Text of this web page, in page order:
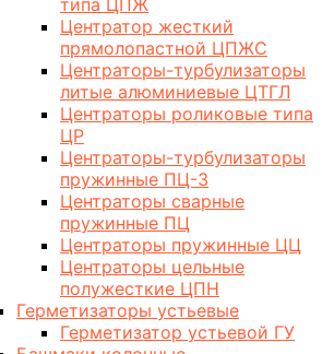
типа ЦПЖ
Центратор жесткий
прямолопастной ЦПЖС
Центраторы-турбулизаторы
литые алюминиевые ЦТГЛ
Центраторы роликовые типа
ЦР
Центраторы-турбулизаторы
пружинные ПЦ-3
Центраторы сварные
пружинные ПЦ
Центраторы пружинные ЦЦ
Центраторы цельные
полужесткие ЦПН
Герметизаторы устьевые
Герметизатор устьевой ГУ